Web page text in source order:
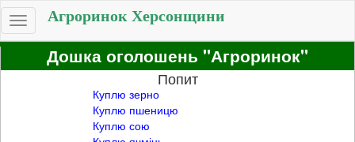
Toggle
navigation
Агроринок Херсонщини
Дошка оголошень "Агроринок"
Попит
Куплю зерно
Куплю пшеницю
Куплю сою